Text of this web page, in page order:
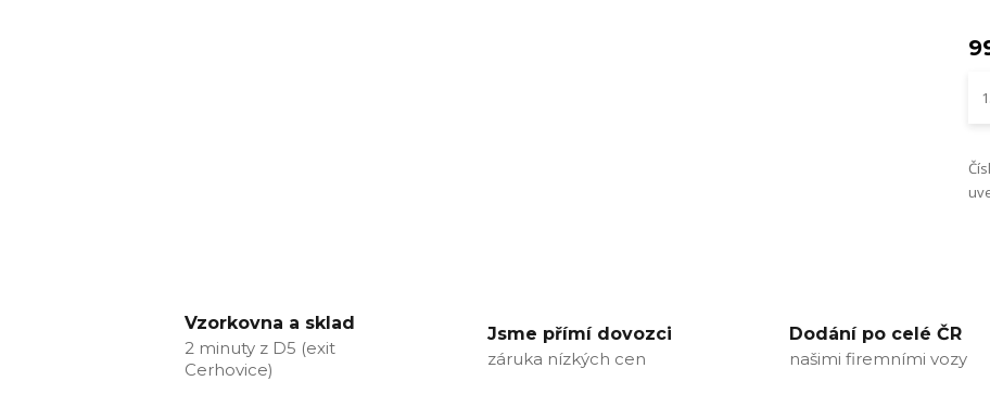
Vzorkovna a sklad
2 minuty z D5 (exit
Cerhovice)
Jsme přímí dovozci
záruka nízkých cen
Dodání po celé ČR
našimi firemními vozy